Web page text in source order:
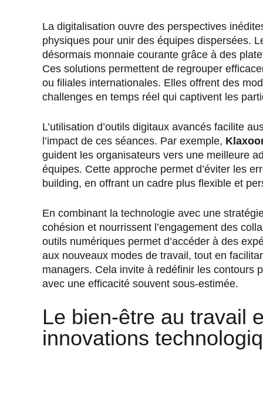
La digitalisation ouvre des perspectives
physiques pour unir des équipes dispersées.
désormais monnaie courante grâce à des
Ces solutions permettent de regrouper
ou filiales internationales. Elles offrent des
challenges en temps réel qui captivent les
L’utilisation d’outils digitaux avancés facilite
l’impact de ces séances. Par exemple,
guident les organisateurs vers une meilleure
équipes. Cette approche permet d’éviter les
building, en offrant un cadre plus flexible et
En combinant la technologie avec une
cohésion et nourrissent l’engagement des
outils numériques permet d’accéder à des
aux nouveaux modes de travail, tout en
managers. Cela invite à redéfinir les contours
avec une efficacité souvent sous-estimée.
Le bien-être au travail
innovations